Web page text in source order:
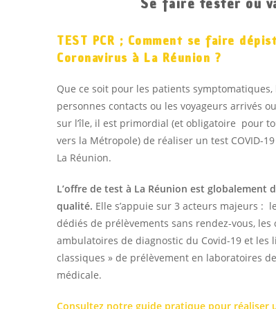
TEST PCR ; Comment se faire
Coronavirus à La Réunion ?
Que ce soit pour les patients symptomatiques,
personnes contacts ou les voyageurs arrivés
sur l’île, il est primordial (et obligatoire pour
vers la Métropole) de réaliser un test COVID-19
La Réunion.
L’offre de test à La Réunion est globalement
qualité. Elle s’appuie sur 3 acteurs majeurs :
dédiés de prélèvements sans rendez-vous, les
ambulatoires de diagnostic du Covid-19 et les
classiques » de prélèvement en laboratoires
médicale.
Consultez notre guide pratique pour réaliser